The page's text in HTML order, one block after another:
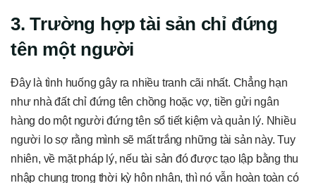
3. Trường hợp tài sản chỉ đứng
tên một người
Đây là tình huống gây ra nhiều tranh cãi nhất. Chẳng hạn
như nhà đất chỉ đứng tên chồng hoặc vợ, tiền gửi ngân
hàng do một người đứng tên sổ tiết kiệm và quản lý. Nhiều
người lo sợ rằng mình sẽ mất trắng những tài sản này. Tuy
nhiên, về mặt pháp lý, nếu tài sản đó được tạo lập bằng thu
nhập chung trong thời kỳ hôn nhân, thì nó vẫn hoàn toàn có